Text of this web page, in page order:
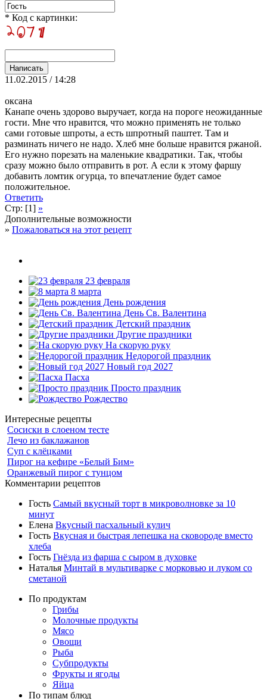
* Код с картинки:
11.02.2015 / 14:28
оксана
Канапе очень здорово выручает, когда на пороге неожиданные
гости. Мне что нравится, что можно применять не только
сами готовые шпроты, а есть шпротный паштет. Там и
разминать ничего не надо. Хлеб мне больше нравится ржаной.
Его нужно порезать на маленькие квадратики. Так, чтобы
сразу можно было отправить в рот. А если к этому фаршу
добавить ломтик огурца, то впечатление будет самое
положительное.
Ответить
Стр: [1] »
Дополнительные возможности
» Пожаловаться на этот рецепт
23 февраля
8 марта
День рождения
День Св. Валентина
Детский праздник
Другие праздники
На скорую руку
Недорогой праздник
Новый год 2027
Пасха
Просто праздник
Рождество
Интересные рецепты
Сосиски в слоеном тесте
Лечо из баклажанов
Суп с клёцками
Пирог на кефире «Белый Бим»
Оранжевый пирог с тунцом
Комментарии рецептов
Гость Самый вкусный торт в микроволновке за 10
минут
Елена Вкусный пасхальный кулич
Гость Вкусная и быстрая лепешка на сковороде вместо
хлеба
Гость Гнёзда из фарша с сыром в духовке
Наталья Минтай в мультиварке с морковью и луком со
сметаной
По продуктам
Грибы
Молочные продукты
Мясо
Овощи
Рыба
Субпродукты
Фрукты и ягоды
Яйца
По типам блюд